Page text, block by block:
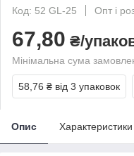
Код: 52 GL-25
Опт і
67,80 ₴/
Мінімальна сума
58,76 ₴ від 3 упаковок
Опис Характеристики